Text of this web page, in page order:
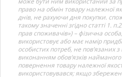
право на обмін товару належної
днів, не рахуючи дня покупки.
такому значенні згідно статті 1.
прав споживачів») – фізична
використовує або має намір
особистих потреб, не пов’язаних
виконанням обов’язків
повернення товару належної
використовувався; якщо